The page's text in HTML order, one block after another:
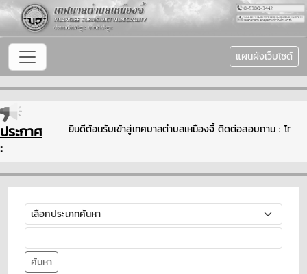
แผนผังเว็บไซต์
ประกาศ
:
ยินดีต้อนรับเข้าสู่เทศบาลตำบลเหมืองจี้ ติดต่อสอบถาม : โท
ค้นหา